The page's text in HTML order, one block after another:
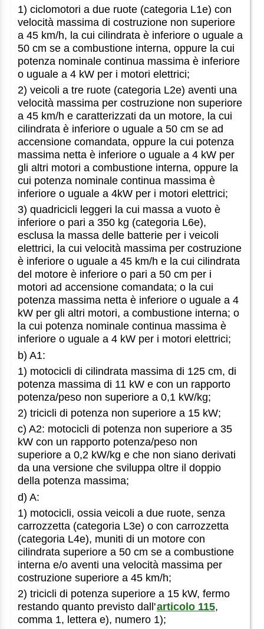
1) ciclomotori a due ruote (categoria L1e) con
velocità massima di costruzione non superiore
a 45 km/h, la cui cilindrata è inferiore o uguale a
50 cm se a combustione interna, oppure la cui
potenza nominale continua massima è inferiore
o uguale a 4 kW per i motori elettrici;
2) veicoli a tre ruote (categoria L2e) aventi una
velocità massima per costruzione non superiore
a 45 km/h e caratterizzati da un motore, la cui
cilindrata è inferiore o uguale a 50 cm se ad
accensione comandata, oppure la cui potenza
massima netta è inferiore o uguale a 4 kW per
gli altri motori a combustione interna, oppure la
cui potenza nominale continua massima è
inferiore o uguale a 4kW per i motori elettrici;
3) quadricicli leggeri la cui massa a vuoto è
inferiore o pari a 350 kg (categoria L6e),
esclusa la massa delle batterie per i veicoli
elettrici, la cui velocità massima per costruzione
è inferiore o uguale a 45 km/h e la cui cilindrata
del motore è inferiore o pari a 50 cm per i
motori ad accensione comandata; o la cui
potenza massima netta è inferiore o uguale a 4
kW per gli altri motori, a combustione interna; o
la cui potenza nominale continua massima è
inferiore o uguale a 4 kW per i motori elettrici;
b) A1:
1) motocicli di cilindrata massima di 125 cm, di
potenza massima di 11 kW e con un rapporto
potenza/peso non superiore a 0,1 kW/kg;
2) tricicli di potenza non superiore a 15 kW;
c) A2: motocicli di potenza non superiore a 35
kW con un rapporto potenza/peso non
superiore a 0,2 kW/kg e che non siano derivati
da una versione che sviluppa oltre il doppio
della potenza massima;
d) A:
1) motocicli, ossia veicoli a due ruote, senza
carrozzetta (categoria L3e) o con carrozzetta
(categoria L4e), muniti di un motore con
cilindrata superiore a 50 cm se a combustione
interna e/o aventi una velocità massima per
costruzione superiore a 45 km/h;
2) tricicli di potenza superiore a 15 kW, fermo
restando quanto previsto dall'articolo 115,
comma 1, lettera e), numero 1);